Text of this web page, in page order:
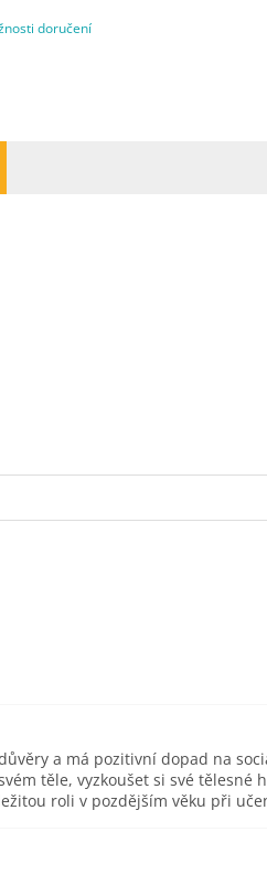
doručení
a má pozitivní dopad na
těle, vyzkoušet si své tělesné
roli v pozdějším věku při